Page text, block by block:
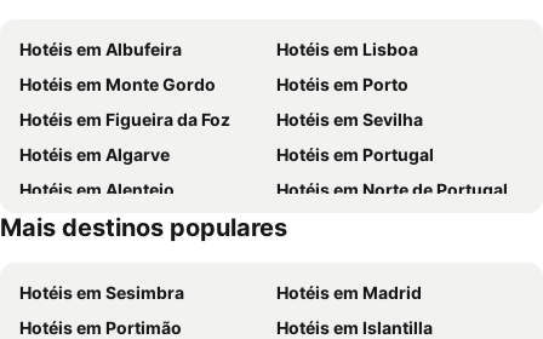
Hotéis em Albufeira
Hotéis em Lisboa
Hotéis em Monte Gordo
Hotéis em Porto
Hotéis em Figueira da Foz
Hotéis em Sevilha
Hotéis em Algarve
Hotéis em Portugal
Hotéis em Alentejo
Hotéis em Norte de Portugal
Hotéis em Madeira
Hotéis em Espanha
Mais destinos populares
Hotéis em Sesimbra
Hotéis em Madrid
Hotéis em Portimão
Hotéis em Islantilla